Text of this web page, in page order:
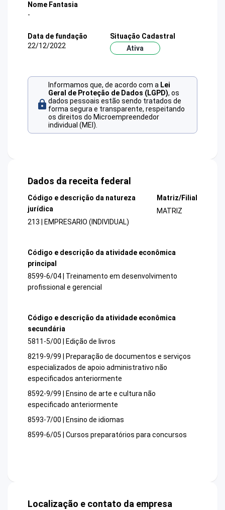
Nome Fantasia
-
Data de fundação
22/12/2022
Situação Cadastral
Ativa
Informamos que, de acordo com a Lei
Geral de Proteção de Dados (LGPD), os
dados pessoais estão sendo tratados de
forma segura e transparente, respeitando
os direitos do Microempreendedor
individual (MEI).
Dados da receita federal
Código e descrição da natureza
jurídica
213 | EMPRESARIO (INDIVIDUAL)
Matriz/Filial
MATRIZ
Código e descrição da atividade econômica
principal
8599-6/04 | Treinamento em desenvolvimento
profissional e gerencial
Código e descrição da atividade econômica
secundária
5811-5/00 | Edição de livros
8219-9/99 | Preparação de documentos e serviços
especializados de apoio administrativo não
especificados anteriormente
8592-9/99 | Ensino de arte e cultura não
especificado anteriormente
8593-7/00 | Ensino de idiomas
8599-6/05 | Cursos preparatórios para concursos
Localização e contato da empresa